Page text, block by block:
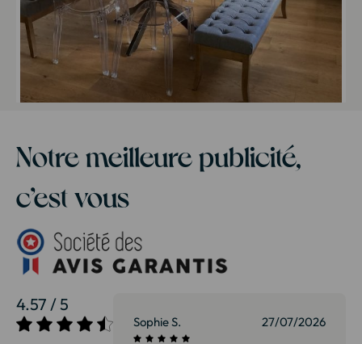
Notre meilleure publicité,
c’est vous
4.57 / 5
27/07/2026 Sophie S. 27/07/2026